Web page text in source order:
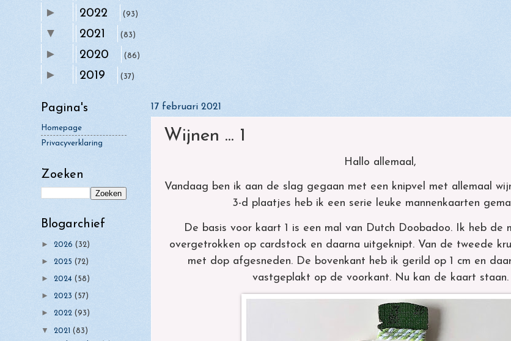
► 2022 (93)
▼ 2021 (83)
► december
► november
►
► augustus
►
► mei
► april
► maart
▼
Gi
r
l
Wijnen ...
Kleine
katjes
Wijnen ..
2
Kerst
Snow
princess
► januari
► 2020 (86)
► 2019 (37)
17 februari 2021
Wijnen ... 1
Hallo allemaal,
Vandaag ben ik aan de slag gegaan met een knipvel met allemaal
3-d plaatjes heb ik een serie leuke mannenkaarten
De basis voor kaart 1 is een mal van Dutch Doobadoo. Ik heb de
overgetrokken op cardstock en daarna uitgeknipt. Van de tweede
met dop afgesneden. De bovenkant heb ik gerild op 1 cm en
vastgeplakt op de voorkant. Nu kan de kaart staan.
Pagina's
Homepage
Privacyverklaring
Zoeken
Blogarchief
► 2026 (32)
► 2025 (72)
► 2024 (58)
► 2023 (57)
► 2022 (93)
▼ 2021 (83)